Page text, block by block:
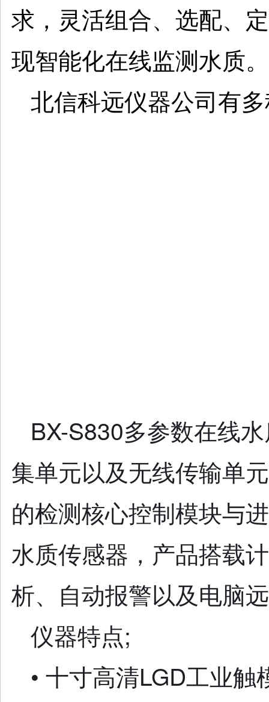
求，灵活组合、选配、
现智能化在线监测水质。
北信科远仪器公司有
BX-S830多参数在线
集单元以及无线传输单
的检测核心控制模块与
水质传感器，产品搭载
析、自动报警以及电脑
仪器特点;
• 十寸高清LGD工业